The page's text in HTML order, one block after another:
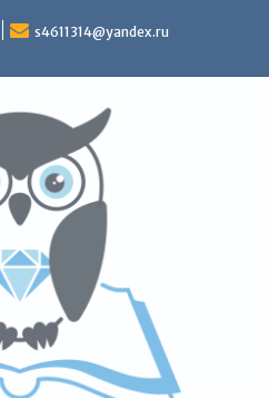
s4611314@yandex.ru